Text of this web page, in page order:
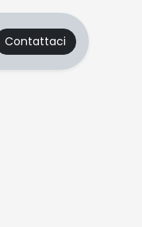
Contattaci